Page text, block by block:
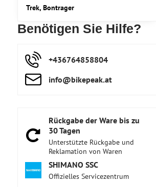
Benötigen Sie Hilfe?
+436764858804
info​@bikepeak​.at
Rückgabe der Ware bis zu
30 Tagen
Unterstützte Rückgabe und
Reklamation von Waren
SHIMANO SSC
Offizielles Servicezentrum
Trek, Bontrager